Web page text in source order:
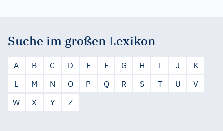
Suche im großen Lexikon
A B C D E F G H I J
K
L
M N O P Q R S T U
V
W
X Y Z